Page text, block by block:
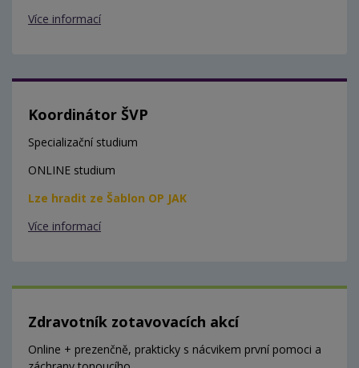
Více informací
Koordinátor ŠVP
Specializační studium
ONLINE studium
Lze hradit ze Šablon OP JAK
Více informací
Zdravotník zotavovacích akcí
Online + prezenčně, prakticky s nácvikem první pomoci a